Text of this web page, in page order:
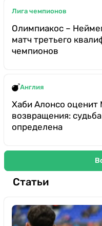
Лига чемпионов
Олимпиакос –
матч третьего
чемпионов
Англия
Хаби Алонсо оценит
возвращения:
определена
Статьи